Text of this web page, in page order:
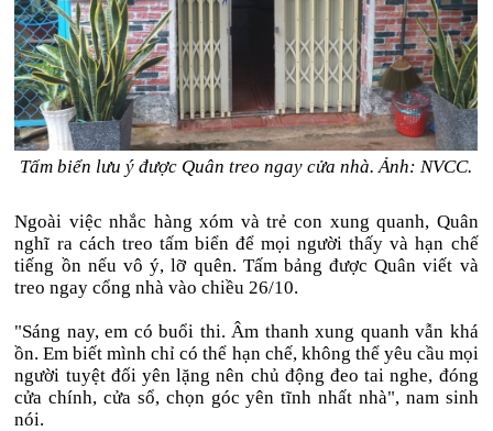
Tấm biển lưu ý được Quân treo ngay cửa nhà. Ảnh: NVCC.
Ngoài việc nhắc hàng xóm và trẻ con xung quanh, Quân
nghĩ ra cách treo tấm biển để mọi người thấy và hạn chế
tiếng ồn nếu vô ý, lỡ quên. Tấm bảng được Quân viết và
treo ngay cổng nhà vào chiều 26/10.
"Sáng nay, em có buổi thi. Âm thanh xung quanh vẫn khá
ồn. Em biết mình chỉ có thể hạn chế, không thể yêu cầu mọi
người tuyệt đối yên lặng nên chủ động đeo tai nghe, đóng
cửa chính, cửa sổ, chọn góc yên tĩnh nhất nhà", nam sinh
nói.